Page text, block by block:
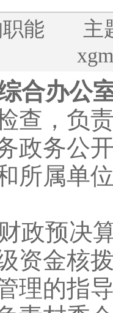
职能
合办公
查 ， 负
政务公
所属单
政预决
资金核
理的指